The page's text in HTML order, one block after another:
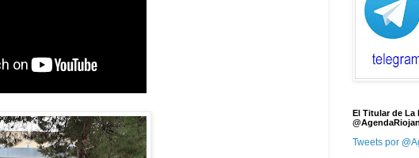
El Titular de La
Tweets por